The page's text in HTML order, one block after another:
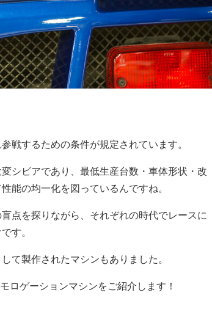
戦するための条件が規定されています。
シビアであり、最低生産台数・車体形状・改
能の均一化を図っているんですね。
点を探りながら、それぞれの時代でレースに
す。
て製作されたマシンもありました。
ロゲーションマシンをご紹介します！